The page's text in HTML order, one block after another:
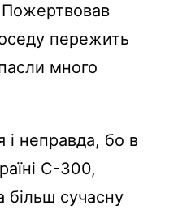
пережить
много
і неправда, бо в
С-300,
більш сучасну